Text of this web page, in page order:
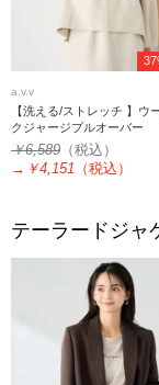
a.v.v
【洗える/ストレッチ 】ウ
クジャージプルオーバー
￥6,589 （税込）
→ ￥4,151 （税込）
テーラードジャ